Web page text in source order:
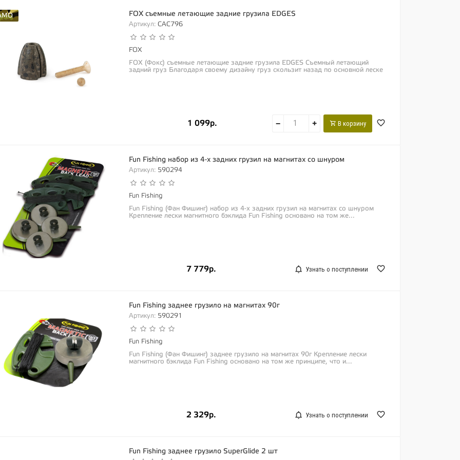
FOX съемные летающие задние грузила EDGES
Артикул: CAC796
FOX
FOX (Фокс) съемные летающие задние грузила EDGES Съемный летающий
задний груз Благодаря своему дизайну груз скользит назад по основной леске
1 099р. − + В корзину
Fun Fishing набор из 4-х задних грузил на магнитах со шнуром
Артикул: 590294
Fun Fishing
Fun Fishing (Фан Фишинг) набор из 4-х задних грузил на магнитах со шнуром
Крепление лески магнитного бэклида Fun Fishing основано на том же...
7 779р. Узнать о поступлении
Fun Fishing заднее грузило на магнитах 90г
Артикул: 590291
Fun Fishing
Fun Fishing (Фан Фишинг) заднее грузило на магнитах 90г Крепление лески
магнитного бэклида Fun Fishing основано на том же принципе, что и...
2 329р. Узнать о поступлении
Fun Fishing заднее грузило SuperGlide 2 шт